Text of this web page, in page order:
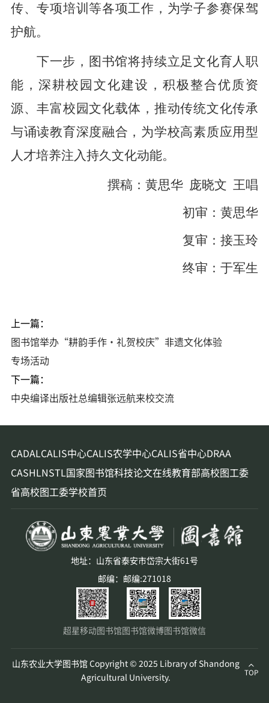
传、专项培训等各项工作，为学子参赛保驾
护航。
下一步，图书馆将持续立足文化育人职
能，深耕校园文化建设，积极整合优质资
源、丰富校园文化载体，推动传统文化传承
与诵读教育深度融合，为学校高素质应用型
人才培养注入持久文化动能。
撰稿：黄思华 庞晓文王唱
初审：黄思华
复审：接玉玲
终审：于军生
上一篇：
图书馆举办“耕韵手作・礼贺校庆”非遗文化体验
专场活动
下一篇：
中央编译出版社总编辑张远航来校交流
CADALCALIS中心CALIS农学中心CALIS省中心DRAA
CASHLNSTL国家图书馆科技论文在线教育部高校图工委
省高校图工委学校首页
地址：山东省泰安市岱宗大街61号
邮编：邮编:271018
超星移动图书馆图书馆微博图书馆微信
山东农业大学图书馆 Copyright © 2025 Library of Shandong
Agricultural University.
TOP